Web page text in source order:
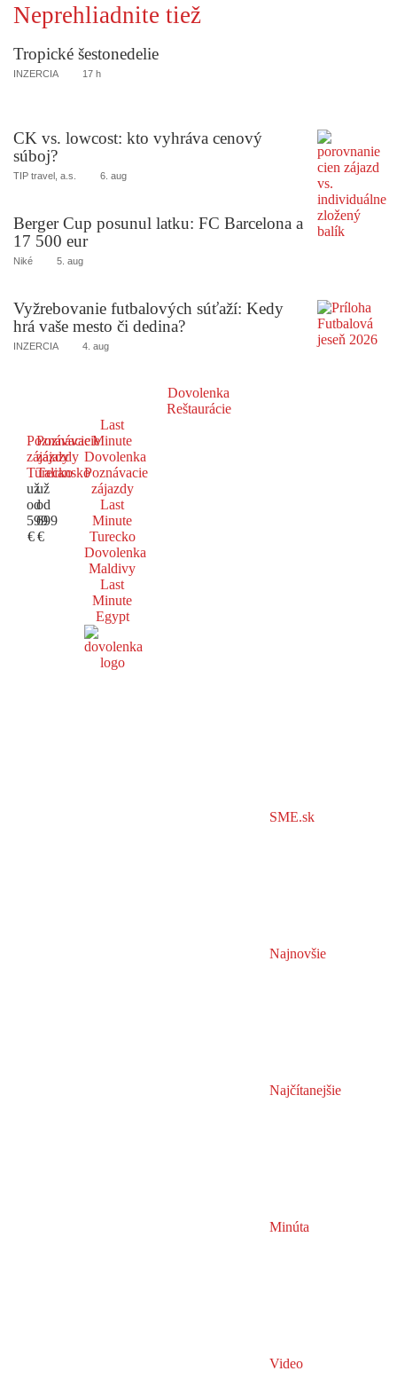
Neprehliadnite tiež
Tropické šestonedelie
INZERCIA 17 h
CK vs. lowcost: kto vyhráva cenový
súboj?
TIP travel, a.s. 6. aug
Berger Cup posunul latku: FC Barcelona a
17 500 eur
Niké 5. aug
Vyžrebovanie futbalových súťaží: Kedy
hrá vaše mesto či dedina?
INZERCIA 4. aug
Dovolenka
Reštaurácie
Poznávacie
zájazdy
Turecko
už
od
599
€
Poznávacie
zájazdy
Taliansko
už
od
699
€
Last
Minute
Dovolenka
Poznávacie
zájazdy
Last
Minute
Turecko
Dovolenka
Maldivy
Last
Minute
Egypt
SME.sk
Najnovšie
Najčítanejšie
Minúta
Video